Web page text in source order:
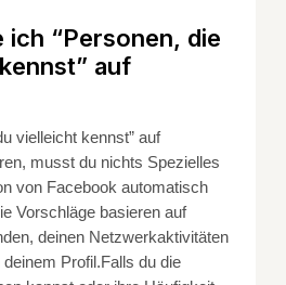
ich “Personen, die
auf
vielleicht kennst” auf
musst du nichts Spezielles
von Facebook automatisch
Vorschläge basieren auf
deinen Netzwerkaktivitäten
Profil.Falls du die